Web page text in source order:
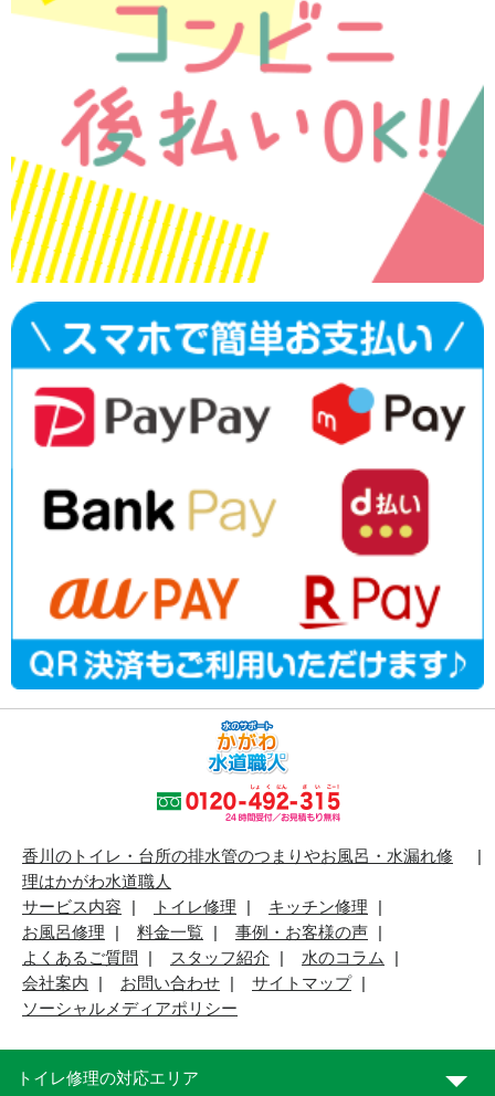
香川のトイレ・台所の排水管のつまりやお風呂・水漏れ修
理はかがわ水道職人
サービス内容
トイレ修理
キッチン修理
お風呂修理
料金一覧
事例・お客様の声
よくあるご質問
スタッフ紹介
水のコラム
会社案内
お問い合わせ
サイトマップ
ソーシャルメディアポリシー
トイレ修理の対応エリア